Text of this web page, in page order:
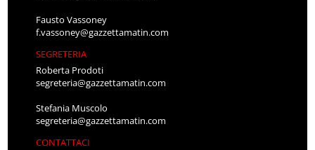
Fausto Vassoney
f.vassoney@gazzettamatin.com
SEGRETERIA
Roberta Prodoti
segreteria@gazzettamatin.com
Stefania Muscolo
segreteria@gazzettamatin.com
CONTATTACI